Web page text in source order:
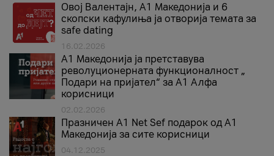
Овој Валентајн, A1 Македонија и 6
скопски кафулиња ја отворија темата за
safe dating
16.02.2026
А1 Македонија ја претставува
револуционерната функционалност „
Подари на пријател“ за А1 Алфа
корисници
02.02.2026
Празничен A1 Net Sеf подарок од А1
Македонија за сите корисници
04.12.2025